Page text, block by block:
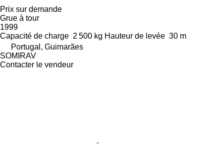
Prix sur demande
Grue à tour
1999
Capacité de charge 2 500 kg Hauteur de levée 30 m
Portugal, Guimarães
SOMIRAV
Contacter le vendeur